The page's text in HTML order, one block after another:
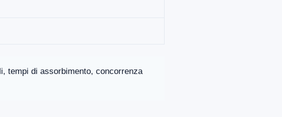
tempi di assorbimento, concorrenza